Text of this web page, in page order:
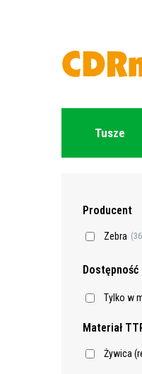
Tusze
Producent
Zebra
Dostępność
Tylko w
Materiał
Żywica